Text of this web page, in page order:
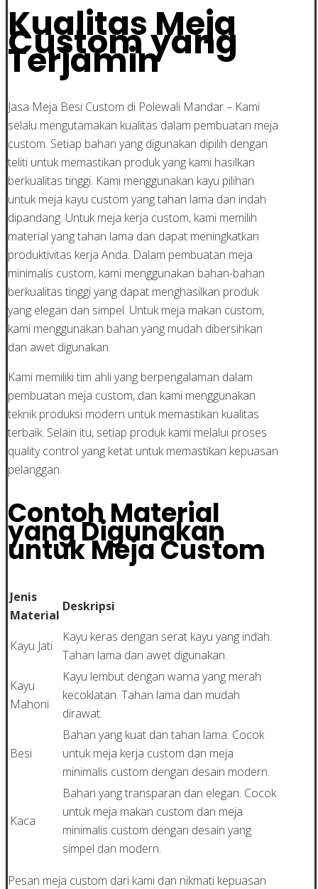
Kualitas Meja
Custom yang
Terjamin
Jasa Meja Besi Custom di Polewali Mandar – Kami
selalu mengutamakan kualitas dalam pembuatan meja
custom. Setiap bahan yang digunakan dipilih dengan
teliti untuk memastikan produk yang kami hasilkan
berkualitas tinggi. Kami menggunakan kayu pilihan
untuk meja kayu custom yang tahan lama dan indah
dipandang. Untuk meja kerja custom, kami memilih
material yang tahan lama dan dapat meningkatkan
produktivitas kerja Anda. Dalam pembuatan meja
minimalis custom, kami menggunakan bahan-bahan
berkualitas tinggi yang dapat menghasilkan produk
yang elegan dan simpel. Untuk meja makan custom,
kami menggunakan bahan yang mudah dibersihkan
dan awet digunakan.
Kami memiliki tim ahli yang berpengalaman dalam
pembuatan meja custom, dan kami menggunakan
teknik produksi modern untuk memastikan kualitas
terbaik. Selain itu, setiap produk kami melalui proses
quality control yang ketat untuk memastikan kepuasan
pelanggan.
Contoh Material
yang Digunakan
untuk Meja Custom
Jenis
Material
Deskripsi
Kayu Jati
Kayu keras dengan serat kayu yang indah.
Tahan lama dan awet digunakan.
Kayu
Mahoni
Kayu lembut dengan warna yang merah
kecoklatan. Tahan lama dan mudah
dirawat.
Besi
Bahan yang kuat dan tahan lama. Cocok
untuk meja kerja custom dan meja
minimalis custom dengan desain modern.
Kaca
Bahan yang transparan dan elegan. Cocok
untuk meja makan custom dan meja
minimalis custom dengan desain yang
simpel dan modern.
Pesan meja custom dari kami dan nikmati kepuasan